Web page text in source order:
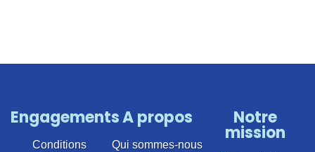
Engagements
Conditions
A propos
Qui sommes-nous
Notre
mission